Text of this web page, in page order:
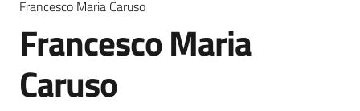
Argomenti
Francesco Maria Caruso
Francesco Maria
Caruso